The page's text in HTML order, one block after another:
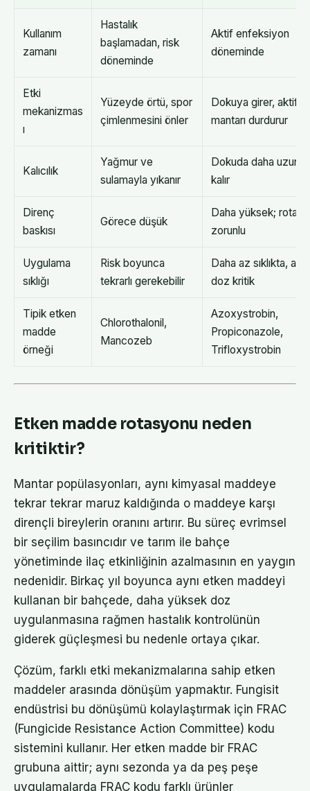
Kullanım
zamanı
Hastalık
başlamadan, risk
döneminde
Aktif enfeksiyon
döneminde
Etki
mekanizmas
ı
Yüzeyde örtü, spor
çimlenmesini önler
Dokuya girer, aktif
mantarı durdurur
Kalıcılık
Yağmur ve
sulamayla yıkanır
Dokuda daha uzun
kalır
Direnç
baskısı
Görece düşük
Daha yüksek;
zorunlu
Uygulama
sıklığı
Risk boyunca
tekrarlı gerekebilir
Daha az sıklıkta,
doz kritik
Tipik etken
madde
örneği
Chlorothalonil,
Mancozeb
Azoxystrobin,
Propiconazole,
Trifloxystrobin
Etken madde rotasyonu neden
kritiktir?
Mantar popülasyonları, aynı kimyasal maddeye
tekrar tekrar maruz kaldığında o maddeye karşı
dirençli bireylerin oranını artırır. Bu süreç evrimsel
bir seçilim basıncıdır ve tarım ile bahçe
yönetiminde ilaç etkinliğinin azalmasının en yaygın
nedenidir. Birkaç yıl boyunca aynı etken maddeyi
kullanan bir bahçede, daha yüksek doz
uygulanmasına rağmen hastalık kontrolünün
giderek güçleşmesi bu nedenle ortaya çıkar.
Çözüm, farklı etki mekanizmalarına sahip etken
maddeler arasında dönüşüm yapmaktır. Fungisit
endüstrisi bu dönüşümü kolaylaştırmak için FRAC
(Fungicide Resistance Action Committee) kodu
sistemini kullanır. Her etken madde bir FRAC
grubuna aittir; aynı sezonda ya da peş peşe
uygulamalarda FRAC kodu farklı ürünler